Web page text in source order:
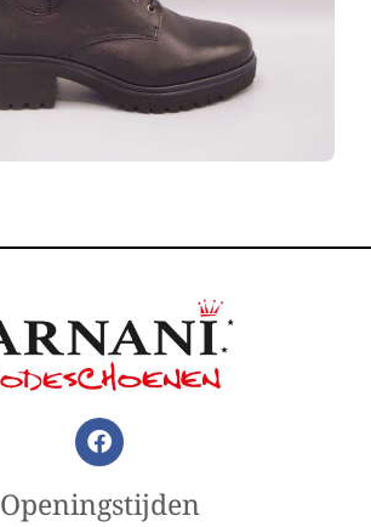
Openingstijden